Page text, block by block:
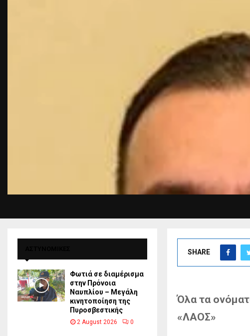
SHARE
Όλα τα
«ΛΑΟΣ»
Φωτιά σε διαμέρισμα
στην Πρόνοια
Ναυπλίου – Μεγάλη
κινητοποίηση της
Πυροσβεστικής
2 August 2026 0